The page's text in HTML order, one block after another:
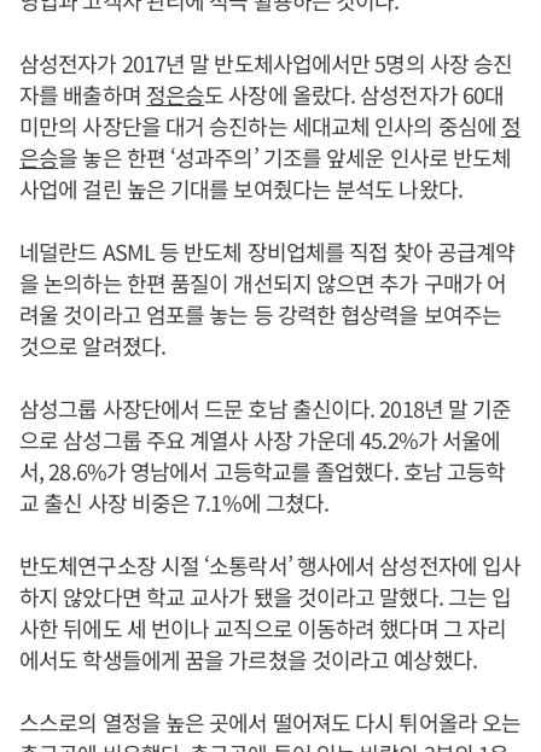
삼성전자가 2017년 말 반도체사업에서만 5명의 사장 승진
자를 배출하며 정은승도 사장에 올랐다. 삼성전자가 60대
미만의 사장단을 대거 승진하는 세대교체 인사의 중심에 정
은승을 놓은 한편 ‘성과주의’ 기조를 앞세운 인사로 반도체
사업에 걸린 높은 기대를 보여줬다는 분석도 나왔다.
네덜란드 ASML 등 반도체 장비업체를 직접 찾아 공급계약
을 논의하는 한편 품질이 개선되지 않으면 추가 구매가 어
려울 것이라고 엄포를 놓는 등 강력한 협상력을 보여주는
것으로 알려졌다.
삼성그룹 사장단에서 드문 호남 출신이다. 2018년 말 기준
으로 삼성그룹 주요 계열사 사장 가운데 45.2%가 서울에
서, 28.6%가 영남에서 고등학교를 졸업했다. 호남 고등학
교 출신 사장 비중은 7.1%에 그쳤다.
반도체연구소장 시절 ‘소통락서’ 행사에서 삼성전자에 입사
하지 않았다면 학교 교사가 됐을 것이라고 말했다. 그는 입
사한 뒤에도 세 번이나 교직으로 이동하려 했다며 그 자리
에서도 학생들에게 꿈을 가르쳤을 것이라고 예상했다.
스스로의 열정을 높은 곳에서 떨어져도 다시 튀어올라 오는